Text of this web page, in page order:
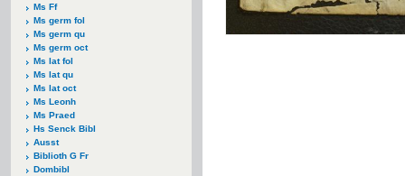
Ms Ff
Ms germ fol
Ms germ qu
Ms germ oct
Ms lat fol
Ms lat qu
Ms lat oct
Ms Leonh
Ms Praed
Hs Senck Bibl
Ausst
Biblioth G Fr
Dombibl